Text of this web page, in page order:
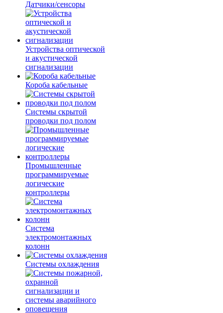
Датчики/сенсоры
Устройства оптической
и акустической
сигнализации
Короба кабельные
Системы скрытой
проводки под полом
Промышленные
программируемые
логические
контроллеры
Система
электромонтажных
колонн
Системы охлаждения